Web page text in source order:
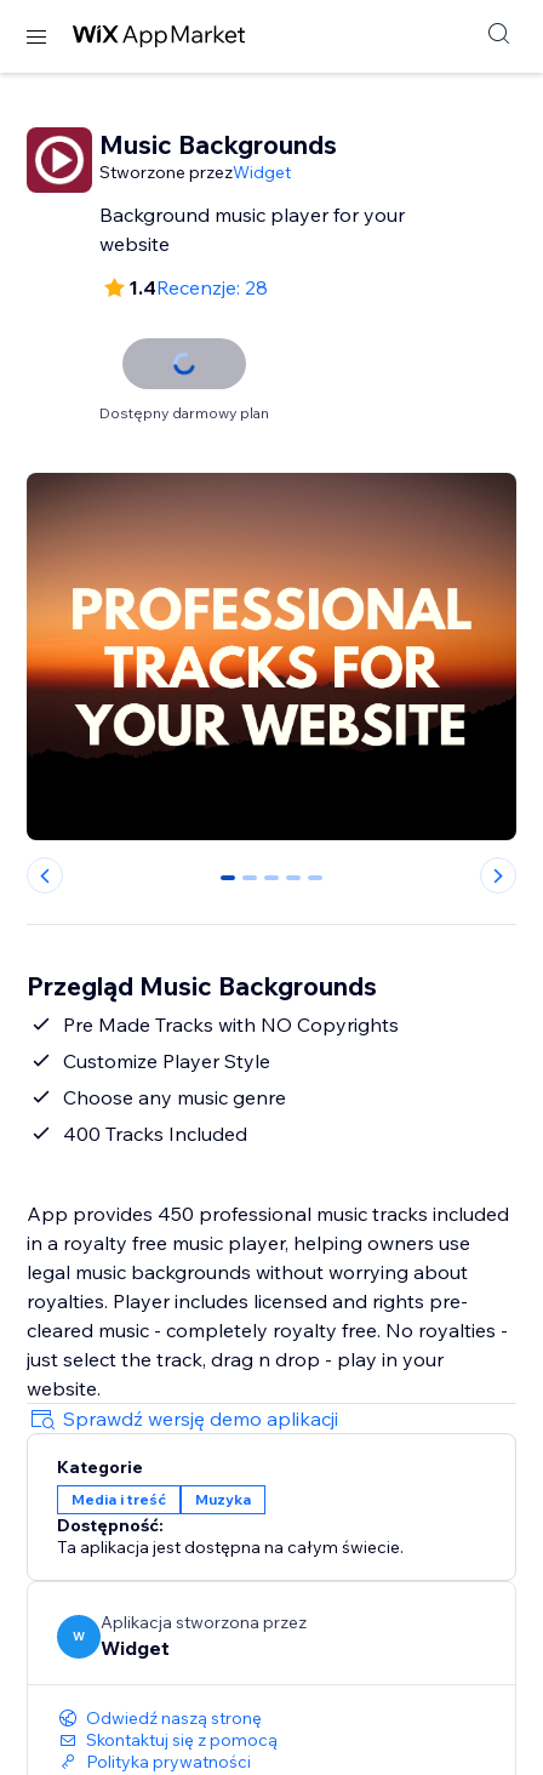
Music Backgrounds
Stworzone przezWidget
Background music player for your
website
1.4Recenzje: 28
Dostępny darmowy plan
0 1 2 3 4
Przegląd Music Backgrounds
Pre Made Tracks with NO Copyrights
Customize Player Style
Choose any music genre
400 Tracks Included
App provides 450 professional music tracks included
in a royalty free music player, helping owners use
legal music backgrounds without worrying about
royalties. Player includes licensed and rights pre-
cleared music - completely royalty free. No royalties -
just select the track, drag n drop - play in your
website.
Sprawdź wersję demo aplikacji
Kategorie
Media i treść Muzyka
Dostępność:
Ta aplikacja jest dostępna na całym świecie.
W
Aplikacja stworzona przez
Widget
Odwiedź naszą stronę
Skontaktuj się z pomocą
Polityka prywatności